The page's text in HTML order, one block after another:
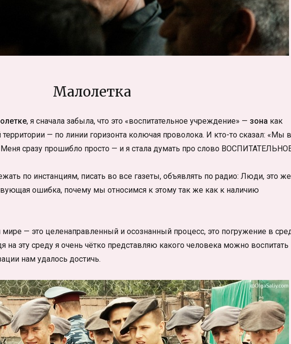
Малолетка
, я сначала забыла, что это «воспитательное учреждение» — зона как
— по линии горизонта колючая проволока. И кто-то сказал: «Мы в
сразу прошибло просто — и я стала думать про слово
по инстанциям, писать во все газеты, объявлять по радио: Люди, это же
ошибка, почему мы относимся к этому так же как к наличию
— это целенаправленный и осознанный процесс, это погружение в
на эту среду я очень чётко представляю какого человека можно воспитать
нам удалось достичь.